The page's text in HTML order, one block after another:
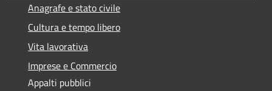
Anagrafe e stato civile
Cultura e tempo libero
Vita lavorativa
Imprese e Commercio
Appalti pubblici